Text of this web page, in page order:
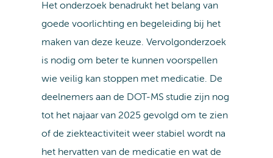
Het onderzoek benadrukt het belang van
goede voorlichting en begeleiding bij het
maken van deze keuze. Vervolgonderzoek
is nodig om beter te kunnen voorspellen
wie veilig kan stoppen met medicatie. De
deelnemers aan de DOT-MS studie zijn nog
tot het najaar van 2025 gevolgd om te zien
of de ziekteactiviteit weer stabiel wordt na
het hervatten van de medicatie en wat de